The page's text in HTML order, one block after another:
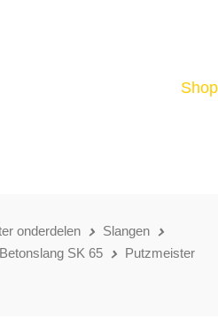
Shop
onderdelen
Slangen
Betonslang SK 65
Putzmeister